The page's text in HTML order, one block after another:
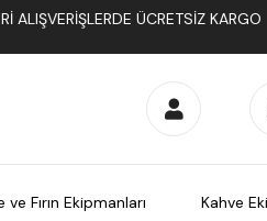
ÜCRETSIZ KARGO
ve Fırın Ekipmanları Kahve